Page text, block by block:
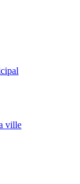
ville